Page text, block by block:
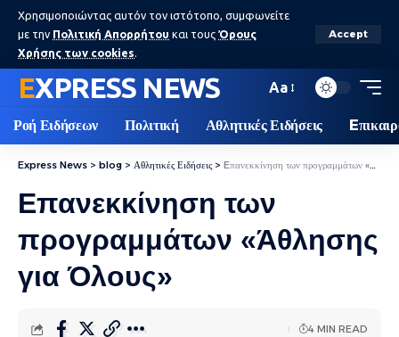
Χρησιμοποιώντας αυτόν τον ιστότοπο, συμφωνείτε
με την Πολιτική Απορρήτου και τους Όρους
Χρήσης των cookies.
Accept
EXPRESS NEWS Aa
Ροή Ειδήσεων Πολιτική Αθλητικές Ειδήσεις
Express News > blog > Αθλητικές Ειδήσεις > Eπανεκκίνηση των προγραμμάτων «Άθλησης για Όλους»
Eπανεκκίνηση των
προγραμμάτων «Άθλησης
για Όλους»
4 MIN READ